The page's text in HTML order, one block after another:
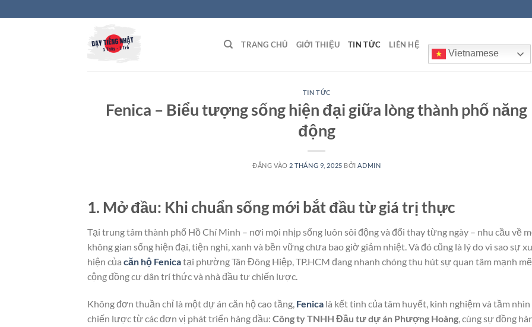
qua
TRANG CHỦ GIỚI THIỆU TIN TỨC LIÊN HỆ
Vietnamese
TIN TỨC
Fenica – Biểu tượng sống hiện đại giữa lòng thành phố năng
động
ĐĂNG VÀO 2 THÁNG 9, 2025 BỞI ADMIN
1. Mở đầu: Khi chuẩn sống mới bắt đầu từ giá trị thực
Tại trung tâm thành phố Hồ Chí Minh – nơi mọi nhịp sống luôn sôi động và đổi thay từng ngày – nhu cầu về
không gian sống hiện đại, tiện nghi, xanh và bền vững chưa bao giờ giảm nhiệt. Và đó cũng là lý do vì sao sự
hiện của căn hộ Fenicatại phường Tân Đông Hiệp, TP.HCM đang nhanh chóng thu hút sự quan tâm mạnh
cộng đồng cư dân trí thức và nhà đầu tư chiến lược.
Không đơn thuần chỉ là một dự án căn hộ cao tầng, Fenica là kết tinh của tâm huyết, kinh nghiệm và tầm nhìn
chiến lược từ các đơn vị phát triển hàng đầu: Công ty TNHH Đầu tư dự án Phượng Hoàng, cùng sự đồng